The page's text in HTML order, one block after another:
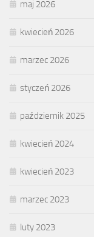
maj 2026
kwiecień 2026
marzec 2026
styczeń 2026
październik 2025
kwiecień 2024
kwiecień 2023
marzec 2023
luty 2023